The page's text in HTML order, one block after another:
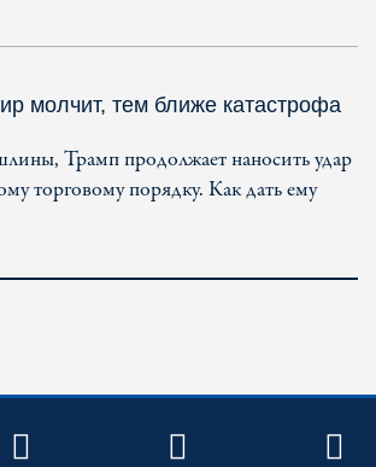
молчит, тем ближе катастрофа
Трамп продолжает наносить удар
торговому порядку. Как дать ему
FACEBOOKYOUTUBE